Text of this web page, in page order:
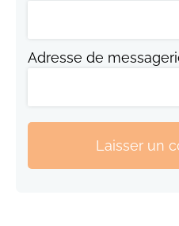
Adresse de
Laisser un